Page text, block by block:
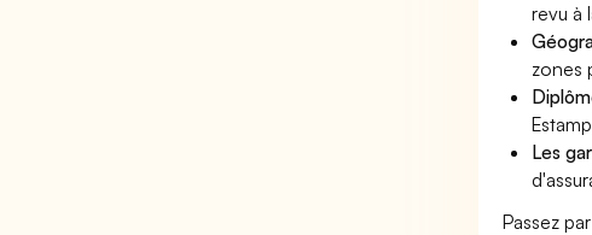
revu à
zones
Les
Passez